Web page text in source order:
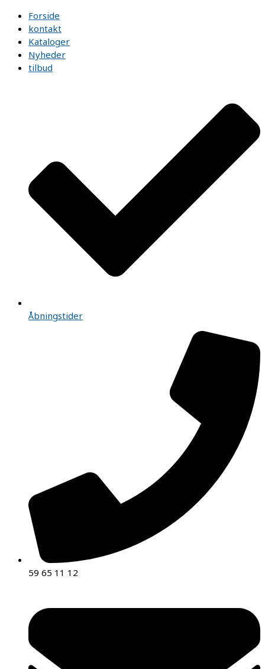
Forside
kontakt
Kataloger
Nyheder
tilbud
Åbningstider
59 65 11 12